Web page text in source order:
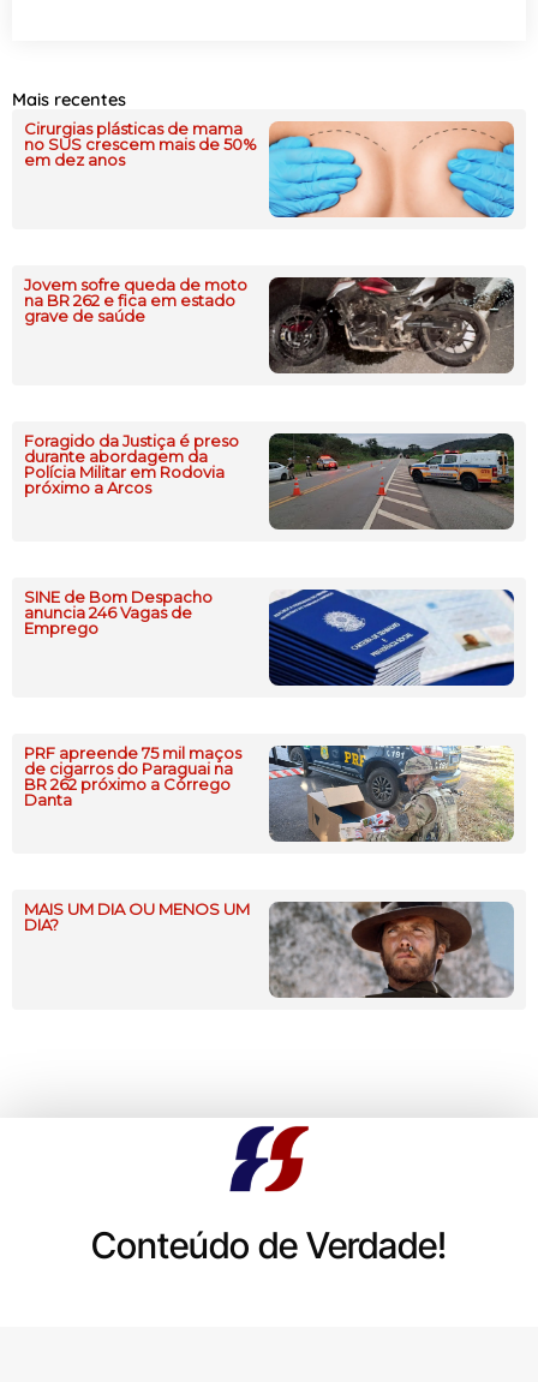
Mais recentes
Cirurgias plásticas de mama
no SUS crescem mais de 50%
em dez anos
Jovem sofre queda de moto
na BR 262 e fica em estado
grave de saúde
Foragido da Justiça é preso
durante abordagem da
Polícia Militar em Rodovia
próximo a Arcos
SINE de Bom Despacho
anuncia 246 Vagas de
Emprego
PRF apreende 75 mil maços
de cigarros do Paraguai na
BR 262 próximo a Córrego
Danta
MAIS UM DIA OU MENOS UM
DIA?
Conteúdo de Verdade!